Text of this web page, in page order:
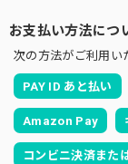
お支払い方法につ
次の方法がご利用い
PAY ID あと払い
Amazon Pay
コンビニ決済また